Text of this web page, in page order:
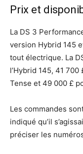
Prix et
La DS 3
version Hybrid 145
tout électrique. La
l’Hybrid 145, 41
Tense et 49 000 £
Les commandes
indiqué qu’il
préciser les